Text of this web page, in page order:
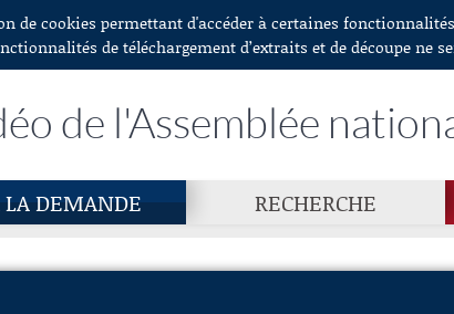
de cookies permettant d'accéder à certaines
de téléchargement d’extraits et de découpe ne
de l'Assemblée
LA DEMANDE RECHERCHE